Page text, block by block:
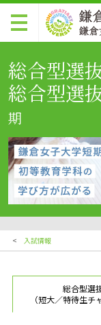
総合型選
総合型選
期
< 入試情報
総合型選
（短大／特待生チ